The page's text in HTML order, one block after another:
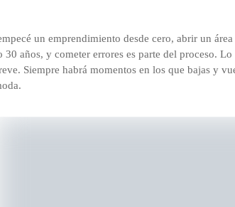
un emprendimiento desde cero, abrir un
años, y cometer errores es parte del proceso.
Siempre habrá momentos en los que bajas y